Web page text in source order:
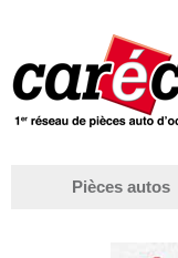
Pièces autos